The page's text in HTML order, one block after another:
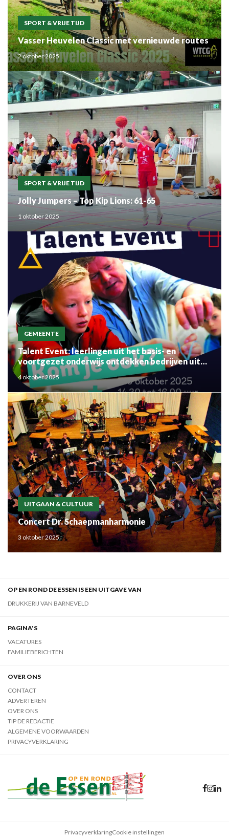
SPORT & VRIJE TIJD
Vasser Heuvelen Classic met vernieuwde routes
2 oktober 2025
SPORT & VRIJE TIJD
Jolly Jumpers – Top Kip Lions: 61-65
1 oktober 2025
GEMEENTE
Talent Event: leerlingen uit het basis- en
voortgezet onderwijs ontdekken bedrijven uit
de regio
4 oktober 2025
UITGAAN & CULTUUR
Concert Dr. Schaepmanharmonie
3 oktober 2025
OP EN ROND DE ESSEN IS EEN UITGAVE VAN
DRUKKERIJ VAN BARNEVELD
PAGINA'S
VACATURES
FAMILIEBERICHTEN
OVER ONS
CONTACT
ADVERTEREN
OVER ONS
TIP DE REDACTIE
ALGEMENE VOORWAARDEN
PRIVACYVERKLARING
PrivacyverklaringCookie instellingen